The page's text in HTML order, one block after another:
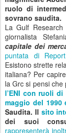
ruolo di
sovrano saudita.
La Gulf
giornalista
capitale dei
puntata di
Esistono strette
italiana? Per
la Grc si pensi che
l’ENI con ruoli
maggio del 1990
Saudita. Il sito
dei suoi
rappresenterà